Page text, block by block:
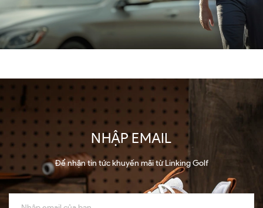
NHẬP EMAIL
Để nhận tin tức khuyến mãi từ Linking Golf